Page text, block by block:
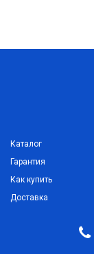
Каталог
Гарантия
Как купить
Доставка